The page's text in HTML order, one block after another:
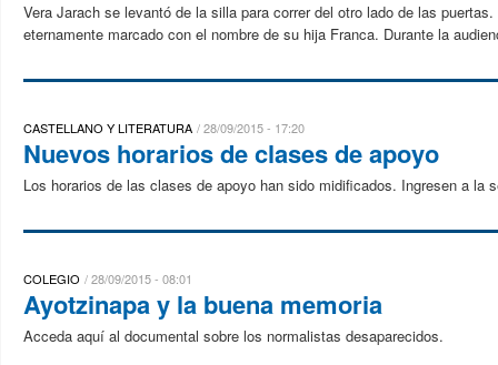
Vera Jarach se levantó de la silla para correr del otro lado de las
eternamente marcado con el nombre de su hija Franca. Durante la
CASTELLANO Y LITERATURA 28/09/2015 - 17:20
Nuevos horarios de clases de apoyo
Los horarios de las clases de apoyo han sido midificados. Ingresen a
COLEGIO 28/09/2015 - 08:01
Ayotzinapa y la buena memoria
Acceda aquí al documental sobre los normalistas desaparecidos.